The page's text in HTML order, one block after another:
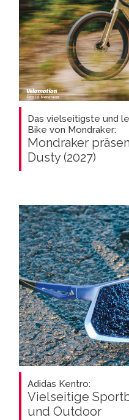
Das vielseitigste und
Bike von Mondraker:
Mondraker
Dusty (2027)
Adidas Kentro:
Vielseitige
und Outdoor